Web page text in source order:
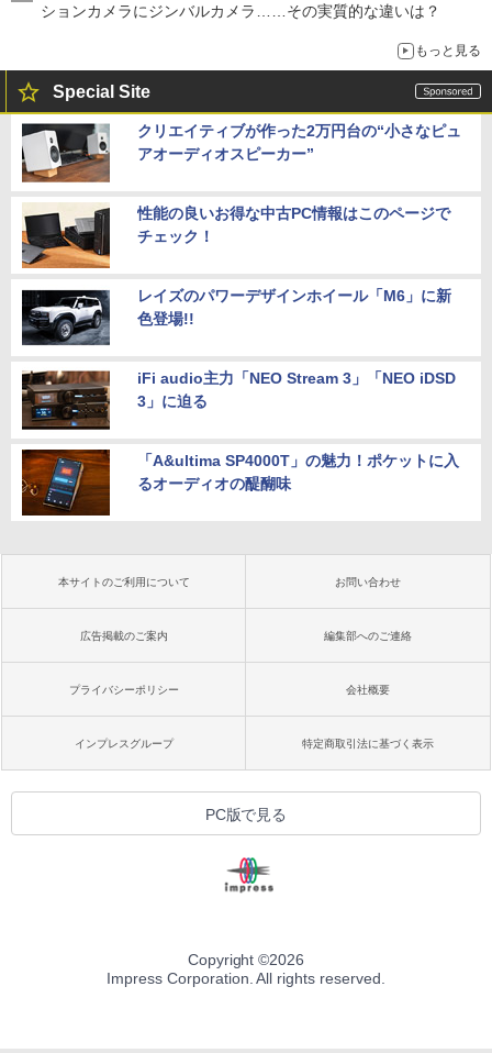
ションカメラにジンバルカメラ……その実質的な違いは？
もっと見る
Special Site
クリエイティブが作った2万円台の“小さなピュ
アオーディオスピーカー”
性能の良いお得な中古PC情報はこのページで
チェック！
レイズのパワーデザインホイール「M6」に新
色登場!!
iFi audio主力「NEO Stream 3」「NEO iDSD
3」に迫る
「A&ultima SP4000T」の魅力！ポケットに入
るオーディオの醍醐味
本サイトのご利用について お問い合わせ
広告掲載のご案内 編集部へのご連絡
プライバシーポリシー 会社概要
インプレスグループ 特定商取引法に基づく表示
PC版で見る
Copyright ©2026
Impress Corporation. All rights reserved.